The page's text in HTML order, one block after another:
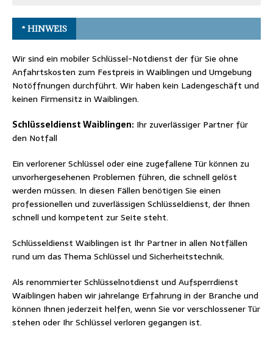
* HINWEIS
Wir sind ein mobiler Schlüssel-Notdienst der für Sie ohne
Anfahrtskosten zum Festpreis in Waiblingen und Umgebung
Notöffnungen durchführt. Wir haben kein Ladengeschäft und
keinen Firmensitz in Waiblingen.
Schlüsseldienst Waiblingen: Ihr zuverlässiger Partner für
den Notfall
Ein verlorener Schlüssel oder eine zugefallene Tür können zu
unvorhergesehenen Problemen führen, die schnell gelöst
werden müssen. In diesen Fällen benötigen Sie einen
professionellen und zuverlässigen Schlüsseldienst, der Ihnen
schnell und kompetent zur Seite steht.
Schlüsseldienst Waiblingen ist Ihr Partner in allen Notfällen
rund um das Thema Schlüssel und Sicherheitstechnik.
Als renommierter Schlüsselnotdienst und Aufsperrdienst
Waiblingen haben wir jahrelange Erfahrung in der Branche und
können Ihnen jederzeit helfen, wenn Sie vor verschlossener Tür
stehen oder Ihr Schlüssel verloren gegangen ist.